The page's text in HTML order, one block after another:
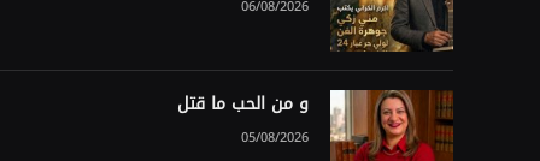
06/08/2026
و من الحب ما قتل
05/08/2026